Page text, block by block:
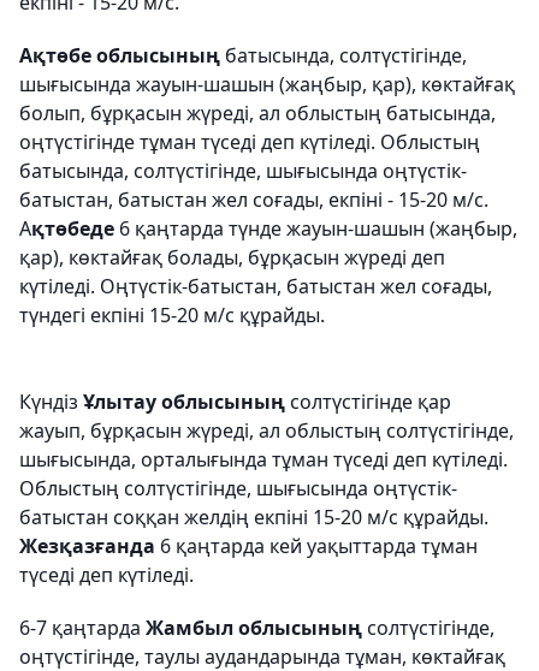
Ақтөбе облысының батысында, солтүстігінде,
шығысында жауын-шашын (жаңбыр, қар), көктайғақ
болып, бұрқасын жүреді, ал облыстың батысында,
оңтүстігінде тұман түседі деп күтіледі. Облыстың
батысында, солтүстігінде, шығысында оңтүстік-
батыстан, батыстан жел соғады, екпіні - 15-20 м/с.
Ақтөбеде 6 қаңтарда түнде жауын-шашын (жаңбыр,
қар), көктайғақ болады, бұрқасын жүреді деп
күтіледі. Оңтүстік-батыстан, батыстан жел соғады,
түндегі екпіні 15-20 м/с құрайды.
Күндіз Ұлытау облысыныңсолтүстігінде қар
жауып, бұрқасын жүреді, ал облыстың солтүстігінде,
шығысында, орталығында тұман түседі деп күтіледі.
Облыстың солтүстігінде, шығысында оңтүстік-
батыстан соққан желдің екпіні 15-20 м/с құрайды.
Жезқазғанда 6 қаңтарда кей уақыттарда тұман
түседі деп күтіледі.
6-7 қаңтарда Жамбыл облысыныңсолтүстігінде,
оңтүстігінде, таулы аудандарында тұман, көктайғақ